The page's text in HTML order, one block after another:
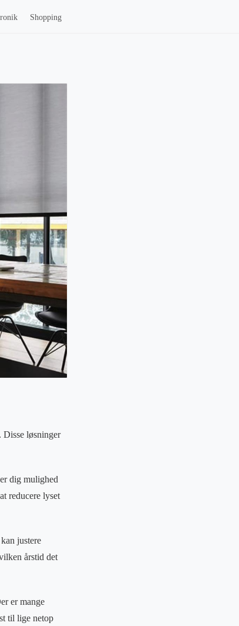
Shopping
Disse løsninger
dig mulighed
reducere lyset
justere
årstid det
er mange
til lige netop